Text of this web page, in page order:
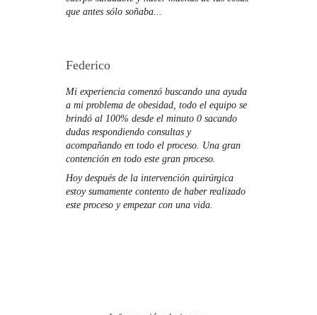
que antes sólo soñaba...
Federico
Mi experiencia comenzó buscando una ayuda
a mi problema de obesidad, todo el equipo se
brindó al 100% desde el minuto 0 sacando
dudas respondiendo consultas y
acompañando en todo el proceso. Una gran
contención en todo este gran proceso.
Hoy después de la intervención quirúrgica
estoy sumamente contento de haber realizado
este proceso y empezar con una vida.